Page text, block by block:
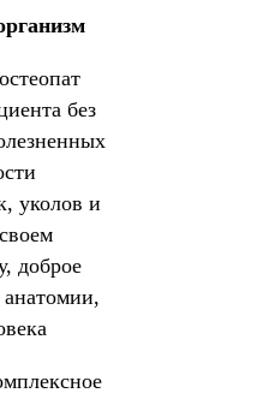
без
уколов и
доброе